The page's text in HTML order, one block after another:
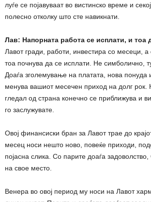
луѓе се појавуваат во вистинско време и
полесно отколку што сте навикнати.
Лав: Напорната работа се исплати, и тоа
Лавот гради, работи, инвестира со месеци,
тоа почнува да се исплати. Не симболично,
Доаѓа зголемување на платата, нова понуда
менува вашиот месечен приход на долг рок.
гледал од страна конечно се приближува и
го заслужувате.
Овој финансиски бран за Лавот трае до
месец носи нешто ново, повеќе приходи,
појасна слика. Со парите доаѓа задоволство,
на свое место.
Венера во овој период му носи на Лавот